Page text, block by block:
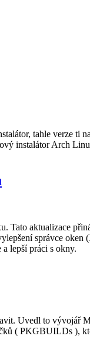
tahle verze ti
instalátor Arch
Tato aktualizace
správce
lepší práci s okny.
Uvedl to vývojář
( PKGBUILDs ),